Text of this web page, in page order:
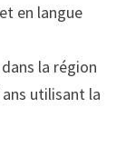
en langue
la région
utilisant la